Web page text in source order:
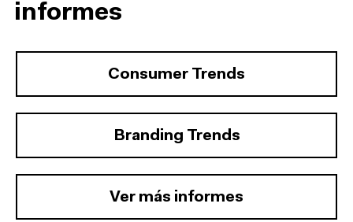
informes
Consumer Trends
Branding Trends
Ver más informes